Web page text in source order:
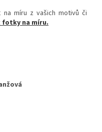
míru z vašich motivů či
na míru.